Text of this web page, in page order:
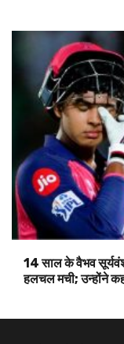
14 साल के वैभव
हलचल मची; उन्होंने